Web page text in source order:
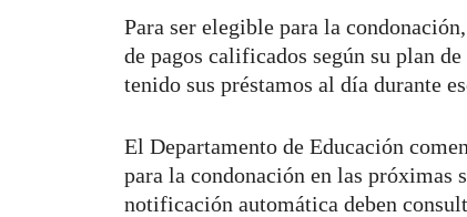
Para ser elegible para la
de pagos calificados según su plan
tenido sus préstamos al día durante
El Departamento de Educación
para la condonación en las próximas
notificación automática deben